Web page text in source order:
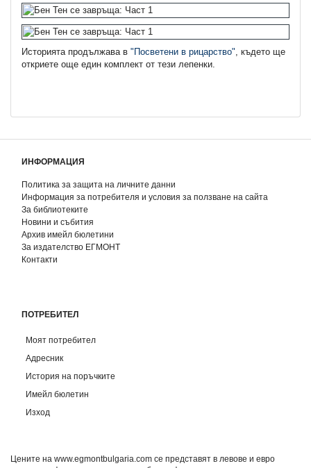
Историята продължава в "Посветени в рицарство", където ще
откриете още един комплект от тези лепенки.
ИНФОРМАЦИЯ
Политика за защита на личните данни
Информация за потребителя и условия за ползване на сайта
За библиотеките
Новини и събития
Архив имейл бюлетини
За издателство ЕГМОНТ
Контакти
ПОТРЕБИТЕЛ
Моят потребител
Адресник
История на поръчките
Имейл бюлетин
Изход
Цените на www.egmontbulgaria.com се представят в левове и евро